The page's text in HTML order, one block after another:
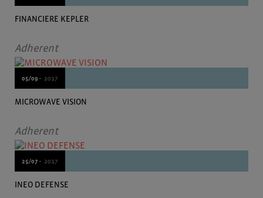
FINANCIERE KEPLER
Adherent
05/09 - 2017
MICROWAVE VISION
Adherent
25/07 - 2017
INEO DEFENSE